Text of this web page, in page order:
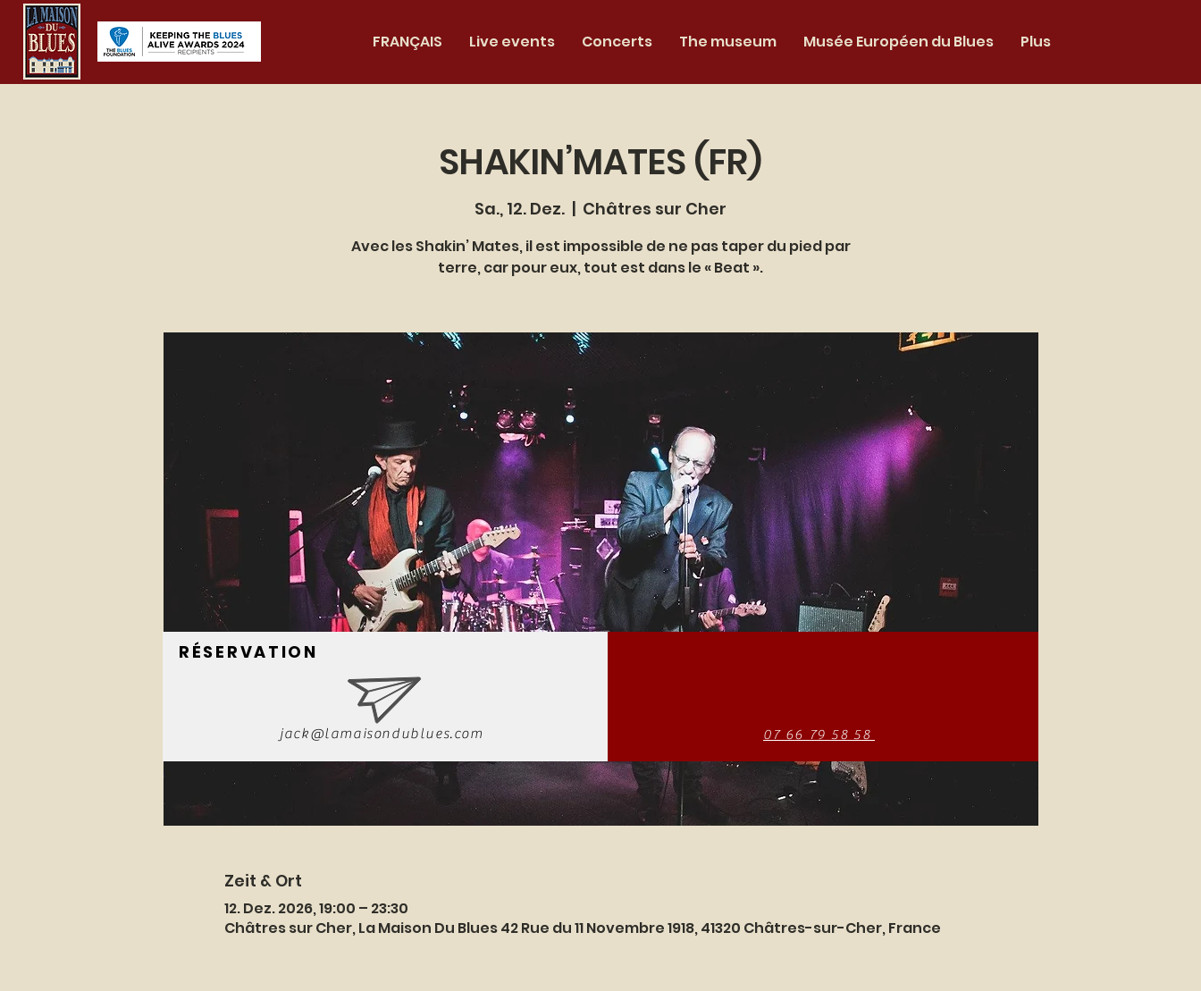
FRANÇAIS Live events Concerts The museum Musée Européen du Blues Plus
SHAKIN’MATES (FR)
Sa., 12. Dez.
  |
Châtres sur Cher
Avec les Shakin’ Mates, il est impossible de ne pas taper du pied par
terre, car pour eux, tout est dans le « Beat ».
Zeit & Ort
12. Dez. 2026, 19:00 – 23:30
Châtres sur Cher, La Maison Du Blues 42 Rue du 11 Novembre 1918, 41320 Châtres-sur-Cher, France
jack@lamaisondublues.com 07 66 79 58 58
RÉSERVATION